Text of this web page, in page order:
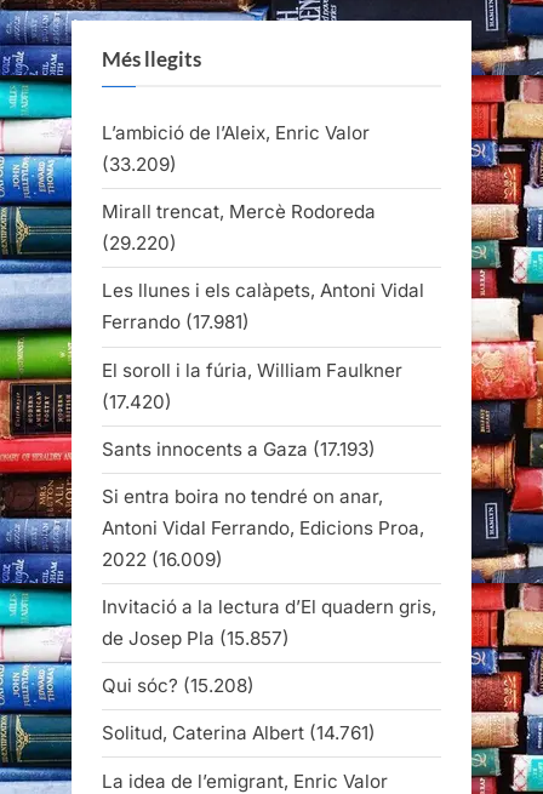
Més llegits
L’ambició de l’Aleix, Enric Valor
(33.209)
Mirall trencat, Mercè Rodoreda
(29.220)
Les llunes i els calàpets, Antoni Vidal
Ferrando (17.981)
El soroll i la fúria, William Faulkner
(17.420)
Sants innocents a Gaza (17.193)
Si entra boira no tendré on anar,
Antoni Vidal Ferrando, Edicions Proa,
2022 (16.009)
Invitació a la lectura d’El quadern gris,
de Josep Pla (15.857)
Qui sóc? (15.208)
Solitud, Caterina Albert (14.761)
La idea de l’emigrant, Enric Valor